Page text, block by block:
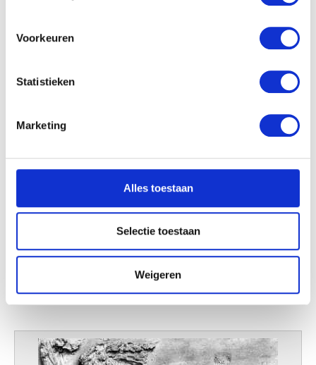
locatie, die tot een paar meter nauwkeurig kan zijn
scannen op specifieke eigenschappen (fingerprinting)
detailgedeeltein.
U kunt uw toestemming op elk moment wijzigen of
We gebruiken cookies om content en advertenties te
personaliseren, om functies voor social media te bieden
en om ons websiteverkeer te analyseren. Ook delen we
informatie over uw gebruik van onze site met onze
partners voor social media, adverteren en analyse. Deze
verzameld op basis van uw gebruik van hun services.
Voorkeuren
Statistieken
Marketing
Alles toestaan
Selectie toestaan
Weigeren